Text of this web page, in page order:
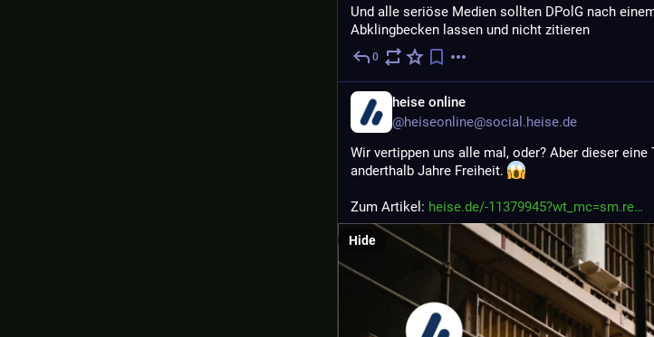
Und alle seriöse Medien sollten DPolG nach
Abklingbecken lassen und nicht zitieren
0
heise online
@heiseonline@social.heise.de
Wir vertippen uns alle mal, oder? Aber dieser
anderthalb Jahre Freiheit.
Zum Artikel: heise.de/-11379945?wt_mc=sm.re
Hide